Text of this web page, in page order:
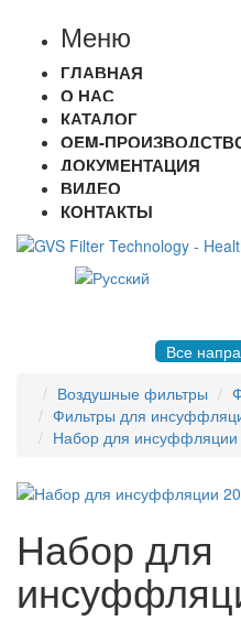
Меню
ГЛАВНАЯ
О НАС
КАТАЛОГ
OEM-
ДОКУМЕНТАЦИЯ
ВИДЕО
КОНТАКТЫ
Все
Воздушные фильтры
Фильтры для
Набор для инсуффляции
Набор для